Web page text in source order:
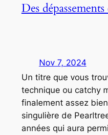
Des
Nov 7, 2024
Un titre que vous
technique ou catchy
finalement assez bien
singulière de
années qui aura